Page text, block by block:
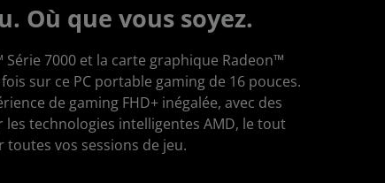
Où que vous soyez.
Série 7000 et la carte graphique Radeon™
sur ce PC portable gaming de 16 pouces.
de gaming FHD+ inégalée, avec des
technologies intelligentes AMD, le tout
vos sessions de jeu.